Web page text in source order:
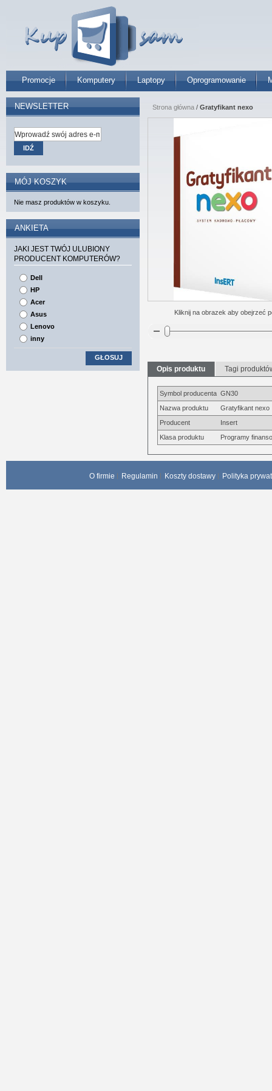
Promocje Komputery Laptopy Oprogramowanie
Strona główna / Gratyfikant nexo
Kliknij na obrazek aby obejrzeć
Opis produktu Tagi
Symbol producenta GN30
Nazwa produktu
Gratyfikant nexo
Producent
Insert
Klasa produktu
Programy
NEWSLETTER
IDŹ
MÓJ KOSZYK
Nie masz produktów w koszyku.
ANKIETA
JAKI JEST TWÓJ ULUBIONY
PRODUCENT KOMPUTERÓW?
Dell
HP
Acer
Asus
Lenovo
inny
GŁOSUJ
O firmie Regulamin Koszty dostawy Polityka